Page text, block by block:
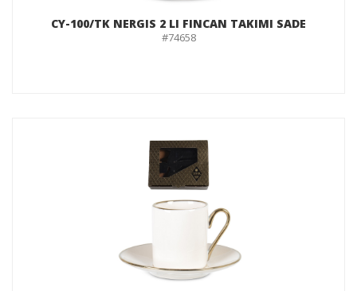
CY-100/TK NERGIS 2 LI FINCAN TAKIMI SADE
#74658